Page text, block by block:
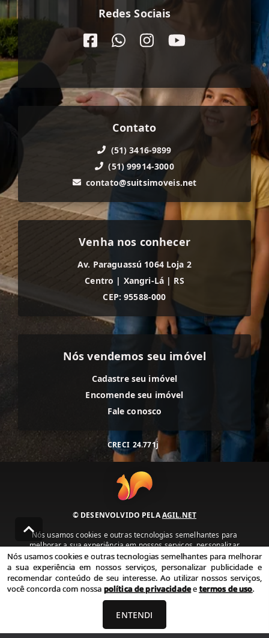
Redes Sociais
Contato
(51) 3416-9899
(51) 99914-3000
contato@suitsimoveis.net
Venha nos conhecer
Av. Paraguassú 1064 Loja 2
Centro | Xangri-Lá | RS
CEP: 95588-000
Nós vendemos seu imóvel
Cadastre seu imóvel
Encomende seu imóvel
Fale conosco
CRECI 24.771j
© DESENVOLVIDO PELAAGIL.NET
Nós usamos cookies e outras tecnologias semelhantes para
melhorar a sua experiência em nossos serviços, personalizar
publicidade e recomendar conteúdo de seu interesse. Ao utilizar
nossos serviços, você concorda com nossa política de privacidade e
termos de uso.
Política de Privacidade Termos de uso
Nós usamos cookies e outras tecnologias semelhantes para melhorar
a sua experiência em nossos serviços, personalizar publicidade e
recomendar conteúdo de seu interesse. Ao utilizar nossos serviços,
você concorda com nossa política de privacidadeetermos de uso.
ENTENDI